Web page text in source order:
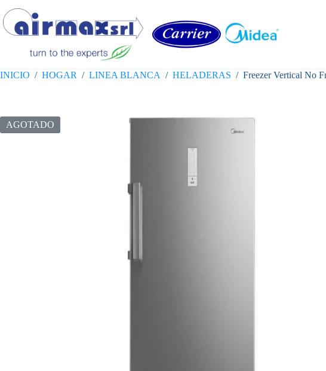
al
contenido
INICIO / HOGAR / LINEA BLANCA / HELADERAS / Freezer Vertical No
AGOTADO